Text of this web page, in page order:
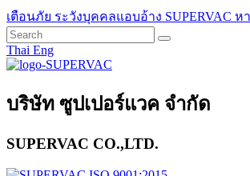
เตือนภัย ระวังบุคคลแอบอ้าง SUPERVAC
Thai Eng
บริษัท ซูปเปอร์แวค จำกัด
SUPERVAC CO.,LTD.